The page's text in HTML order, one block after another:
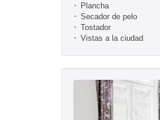
Plancha
Secador de pelo
Tostador
Vistas a la ciudad